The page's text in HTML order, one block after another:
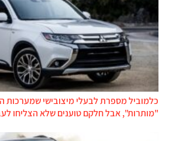
כלמוביל מספרת לבעלי מיצובישי שמערכות
"מותרות", אבל חלקם טוענים שלא הצליחו